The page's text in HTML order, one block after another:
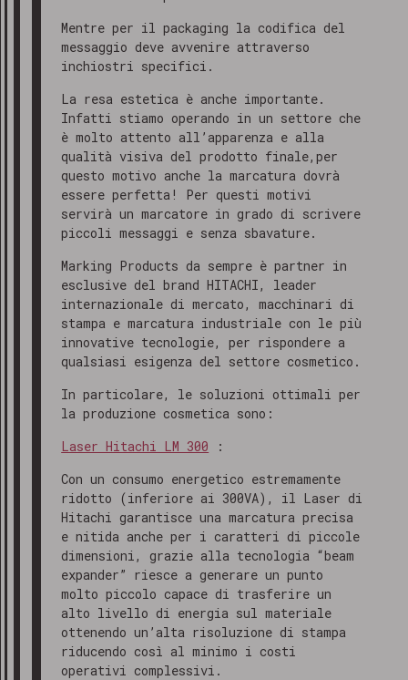
Mentre per il packaging la codifica del
messaggio deve avvenire attraverso
inchiostri specifici.
La resa estetica è anche importante.
Infatti stiamo operando in un settore che
è molto attento all’apparenza e alla
qualità visiva del prodotto finale,per
questo motivo anche la marcatura dovrà
essere perfetta! Per questi motivi
servirà un marcatore in grado di scrivere
piccoli messaggi e senza sbavature.
Marking Products da sempre è partner in
esclusive del brand HITACHI, leader
internazionale di mercato, macchinari di
stampa e marcatura industriale con le più
innovative tecnologie, per rispondere a
qualsiasi esigenza del settore cosmetico.
In particolare, le soluzioni ottimali per
la produzione cosmetica sono:
Laser Hitachi LM 300 :
Con un consumo energetico estremamente
ridotto (inferiore ai 300VA), il Laser di
Hitachi garantisce una marcatura precisa
e nitida anche per i caratteri di piccole
dimensioni, grazie alla tecnologia “beam
expander” riesce a generare un punto
molto piccolo capace di trasferire un
alto livello di energia sul materiale
ottenendo un’alta risoluzione di stampa
riducendo così al minimo i costi
operativi complessivi.